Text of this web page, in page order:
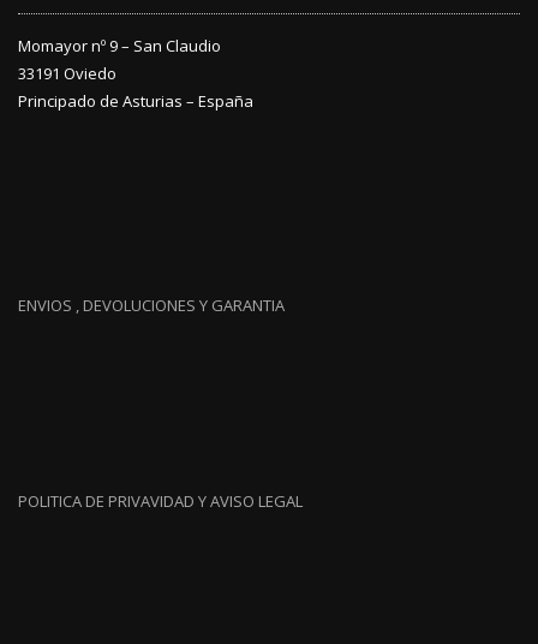
Momayor nº 9 – San Claudio
33191 Oviedo
Principado de Asturias – España
ENVIOS , DEVOLUCIONES Y GARANTIA
POLITICA DE PRIVAVIDAD Y AVISO LEGAL